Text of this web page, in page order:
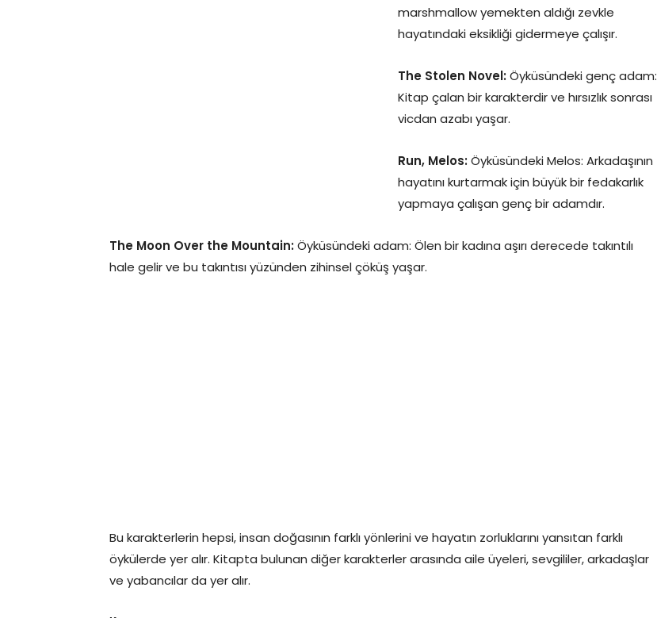
marshmallow yemekten aldığı zevkle
hayatındaki eksikliği gidermeye çalışır.
The Stolen Novel:Öyküsündeki genç adam:
Kitap çalan bir karakterdir ve hırsızlık sonrası
vicdan azabı yaşar.
Run, Melos:Öyküsündeki Melos: Arkadaşının
hayatını kurtarmak için büyük bir fedakarlık
yapmaya çalışan genç bir adamdır.
The Moon Over the Mountain:Öyküsündeki adam: Ölen bir kadına aşırı derecede takıntılı
hale gelir ve bu takıntısı yüzünden zihinsel çöküş yaşar.
Bu karakterlerin hepsi, insan doğasının farklı yönlerini ve hayatın zorluklarını yansıtan farklı
öykülerde yer alır. Kitapta bulunan diğer karakterler arasında aile üyeleri, sevgililer, arkadaşlar
ve yabancılar da yer alır.